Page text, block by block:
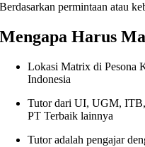
Berdasarkan permintaan atau
Mengapa Harus
Lokasi Matrix di Pesona
Indonesia
Tutor dari UI, UGM,
PT Terbaik lainnya
Tutor adalah pengajar